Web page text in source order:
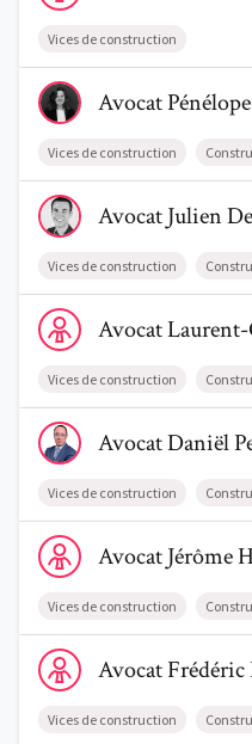
Qui
Vices de construction
Voir le profil de
AvocatPénélope
Vices de construction
Voir le profil de
AvocatJulien
Vices de construction
Voir le profil de
Avocat
Vices de construction
Voir le profil de
AvocatDaniël
Vices de construction
Voir le profil de
AvocatJérôme
Vices de construction
Voir le profil de
AvocatFrédéric
Vices de construction